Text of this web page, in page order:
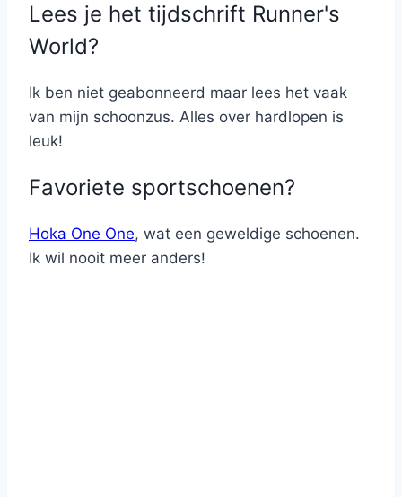
Lees je het tijdschrift Runner's
World?
Ik ben niet geabonneerd maar lees het vaak
van mijn schoonzus. Alles over hardlopen is
leuk!
Favoriete sportschoenen?
Hoka One One, wat een geweldige schoenen.
Ik wil nooit meer anders!